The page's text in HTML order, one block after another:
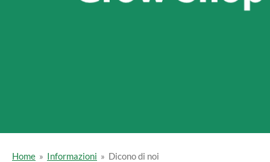
Home » Informazioni » Dicono di noi